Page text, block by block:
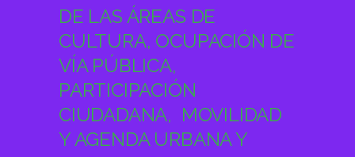
DE LAS ÁREAS DE
CULTURA, OCUPACIÓN DE
VÍA PÚBLICA,
PARTICIPACIÓN
CIUDADANA, MOVILIDAD
Y AGENDA URBANA Y